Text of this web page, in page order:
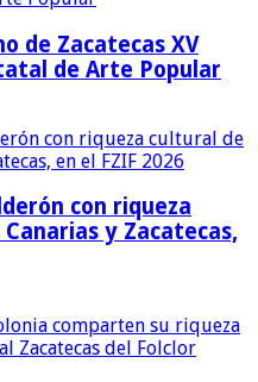
de Zacatecas XV
de Arte Popular
con riqueza
y Zacatecas,